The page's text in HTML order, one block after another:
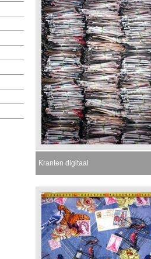
Kranten digitaal